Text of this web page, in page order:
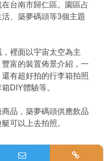
台南市歸仁區。園區占
、築夢碼頭等3個主題
裡面以宇宙太空為主
富的裝置佈景介紹，一
有超好拍的行李箱拍照
DIY體驗等。
品，築夢碼頭供應飲品
可以上去拍照。